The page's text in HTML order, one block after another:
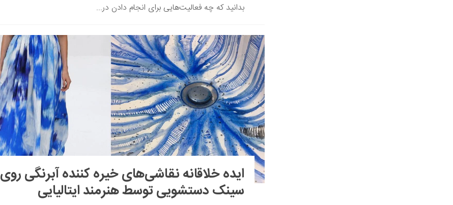
بدانید که چه فعالیت‌هایی برای انجام دادن در...
ایده خلاقانه نقاشی‌های خیره کننده آبرنگی روی
سینک دستشویی توسط هنرمند ایتالیایی